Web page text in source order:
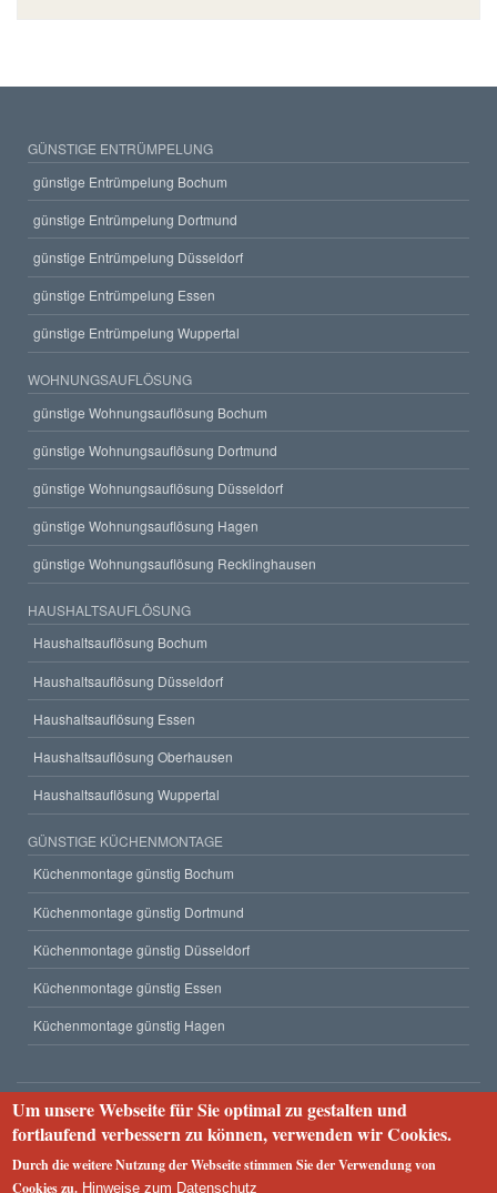
GÜNSTIGE ENTRÜMPELUNG
günstige Entrümpelung Bochum
günstige Entrümpelung Dortmund
günstige Entrümpelung Düsseldorf
günstige Entrümpelung Essen
günstige Entrümpelung Wuppertal
WOHNUNGSAUFLÖSUNG
günstige Wohnungsauflösung Bochum
günstige Wohnungsauflösung Dortmund
günstige Wohnungsauflösung Düsseldorf
günstige Wohnungsauflösung Hagen
günstige Wohnungsauflösung Recklinghausen
HAUSHALTSAUFLÖSUNG
Haushaltsauflösung Bochum
Haushaltsauflösung Düsseldorf
Haushaltsauflösung Essen
Haushaltsauflösung Oberhausen
Haushaltsauflösung Wuppertal
GÜNSTIGE KÜCHENMONTAGE
Küchenmontage günstig Bochum
Küchenmontage günstig Dortmund
Küchenmontage günstig Düsseldorf
Küchenmontage günstig Essen
Küchenmontage günstig Hagen
Unternehmen
Impressum Datenschutzerklärung Webseiten-Struktur
2023 © Rümpel Service 24
Um unsere Webseite für Sie optimal zu gestalten und
fortlaufend verbessern zu können, verwenden wir Cookies.
Durch die weitere Nutzung der Webseite stimmen Sie der Verwendung von
Cookies zu. Hinweise zum Datenschutz